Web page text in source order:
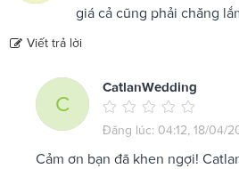
giá cả cũng phải chăng
Viết trả lời
C
CatlanWedding
Đăng lúc: 04:12, 18/04/
Cảm ơn bạn đã khen ngợi!